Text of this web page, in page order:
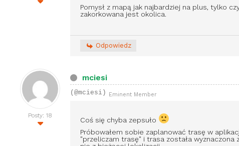
Pomysł z mapą jak najbardziej na plus, tylko
zakorkowana jest okolica.
Odpowiedz
Posty: 18
mciesi
(@mciesi) Eminent Member
Coś się chyba zepsuło
Próbowałem sobie zaplanować trasę w
"przeliczam trasę" i trasa została wyznaczona